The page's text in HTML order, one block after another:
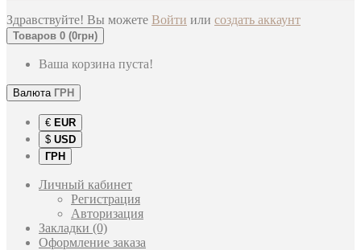
Здравствуйте! Вы можете Войти или создать аккаунт
Товаров 0 (0грн)
Ваша корзина пуста!
Валюта ГРН
€ EUR
$ USD
ГРН
Личный кабинет
Регистрация
Авторизация
Закладки (0)
Оформление заказа